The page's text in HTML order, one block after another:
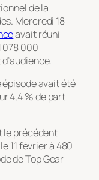
de la
Mercredi 18
avait réuni
078 000
avait été
4,4 % de part
le précédent
11 février à 480
de Top Gear